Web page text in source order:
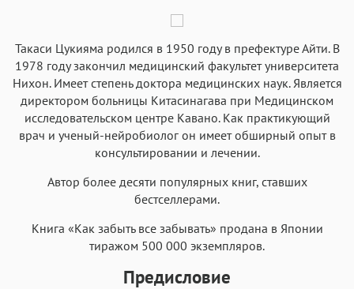
Такаси Цукияма родился в 1950 году в префектуре Айти. В
1978 году закончил медицинский факультет университета
Нихон. Имеет степень доктора медицинских наук. Является
директором больницы Китасинагава при Медицинском
исследовательском центре Кавано. Как практикующий
врач и ученый-нейробиолог он имеет обширный опыт в
консультировании и лечении.
Автор более десяти популярных книг, ставших
бестселлерами.
Книга «Как забыть все забывать» продана в Японии
тиражом 500 000 экземпляров.
Предисловие